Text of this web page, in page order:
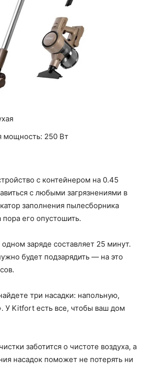
мощность: 250 Вт
с контейнером на 0.45
с любыми загрязнениями в
заполнения пылесборника
пора его опустошить.
заряде составляет 25 минут.
будет подзарядить — на это
три насадки: напольную,
У Kitfort есть все, чтобы ваш дом
заботится о чистоте воздуха, а
насадок поможет не потерять ни